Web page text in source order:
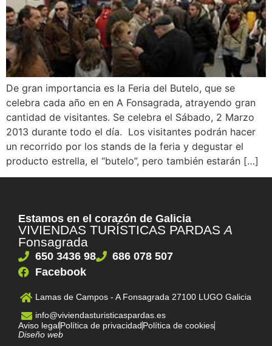
De gran importancia es la Feria del Butelo, que se
celebra cada año en en A Fonsagrada, atrayendo gran
cantidad de visitantes. Se celebra el Sábado, 2 Marzo
2013 durante todo el día. Los visitantes podrán hacer
un recorrido por los stands de la feria y degustar el
producto estrella, el “butelo”, pero también estarán […]
Estamos en el corazón de Galicia
VIVIENDAS TURÍSTICAS PARDASA
Fonsagrada
650 3436 98
686 078 507
Facebook
Lamas de Campos - A Fonsagrada 27100 LUGO Galicia
info@viviendasturisticaspardas.es
Aviso legalPolítica de privacidadPolítica de cookies
Diseño web